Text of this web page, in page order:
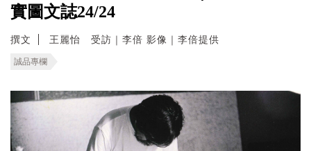
實圖文誌24/24
撰文 王麗怡 受訪｜李倍 影像｜李倍提供
誠品專欄